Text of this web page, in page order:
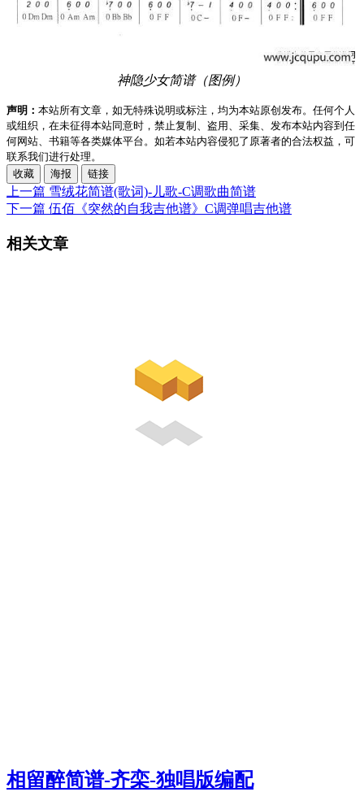
神隐少女简谱（图例）
声明： 本站所有文章，如无特殊说明或标注，均为本站原创发布。任何个人
或组织，在未征得本站同意时，禁止复制、盗用、采集、发布本站内容到任
何网站、书籍等各类媒体平台。如若本站内容侵犯了原著者的合法权益，可
联系我们进行处理。
收藏
海报 链接
上一篇 雪绒花简谱(歌词)-儿歌-C调歌曲简谱
下一篇 伍佰《突然的自我吉他谱》C调弹唱吉他谱
相关文章
相留醉简谱-齐栾-独唱版编配